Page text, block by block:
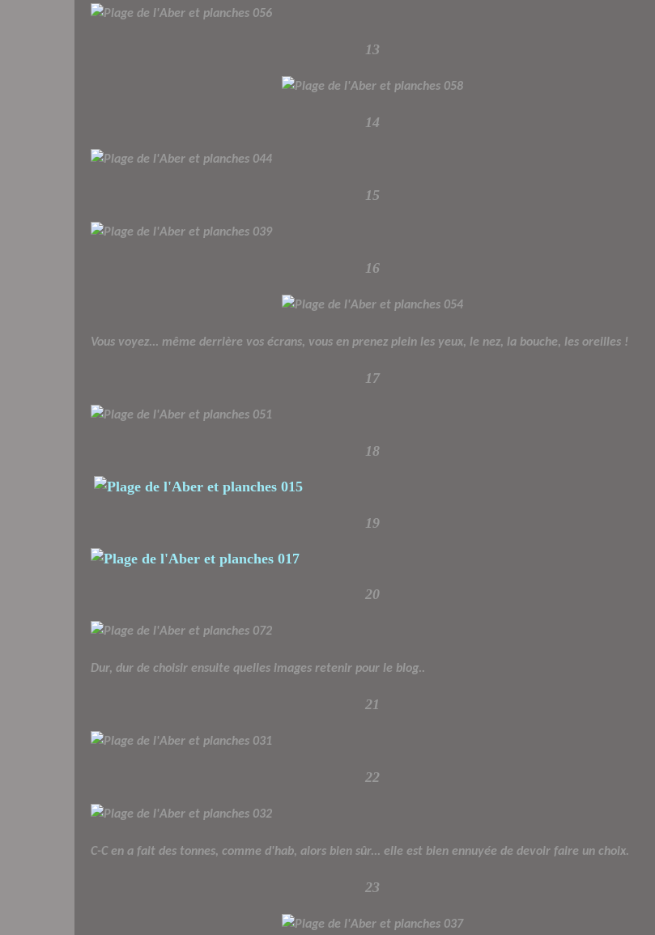
13
14
15
16
Vous voyez... même derrière vos écrans, vous en prenez plein les yeux, le nez, la bouche, les oreilles !
17
18
19
20
Dur, dur de choisir ensuite quelles images retenir pour le blog..
21
22
C-C en a fait des tonnes, comme d'hab, alors bien sûr... elle est bien ennuyée de devoir faire un choix.
23